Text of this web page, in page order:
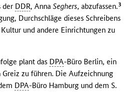
der DDR, AnnaSeghers, abzufassen.3
Durchschläge dieses Schreibens
und andere Einrichtungen zu
plant das DPA-Büro Berlin, ein
Greiz zu führen. Die Aufzeichnung
DPA-Büro Hamburg und dem S.